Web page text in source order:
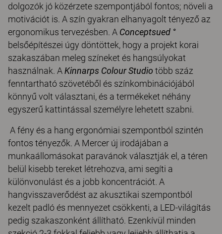
dolgozók jó közérzete szempontjából fontos; növeli a
motivációt is. A szín gyakran elhanyagolt tényező az
ergonomikus tervezésben. A Conceptsued °
belsőépítészei úgy döntöttek, hogy a projekt korai
szakaszában meleg színeket és hangsúlyokat
használnak. AKinnarps Colour Studio több száz
fenntartható szövetéből és színkombinációjából
könnyű volt választani, és a termékeket néhány
egyszerű kattintással személyre lehetett szabni.
A fény és a hang ergonómiai szempontból szintén
fontos tényezők. A Mercer új irodájában a
munkaállomásokat paravánok választják el, a téren
belül kisebb tereket létrehozva, ami segíti a
különvonulást és a jobb koncentrációt. A
hangvisszaverődést az akusztikai szempontból
kezelt padló és mennyezet csökkenti, a LED-világítás
pedig szakaszonként állítható. Ezenkívül minden